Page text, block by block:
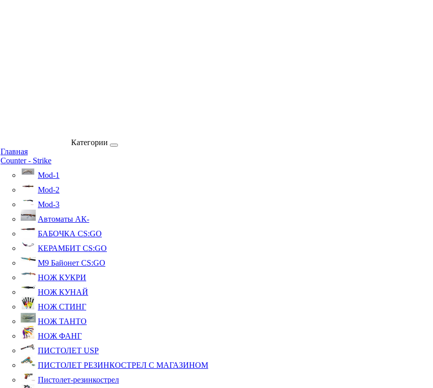
Категории
Главная
Counter - Strike
Mod-1
Mod-2
Mod-3
Автоматы АК-
БАБОЧКА CS:GO
КЕРАМБИТ CS:GO
М9 Байонет CS:GO
НОЖ КУКРИ
НОЖ КУНАЙ
НОЖ СТИНГ
НОЖ ТАНТО
НОЖ ФАНГ
ПИСТОЛЕТ USP
ПИСТОЛЕТ РЕЗИНКОСТРЕЛ С МАГАЗИНОМ
Пистолет-резинкострел